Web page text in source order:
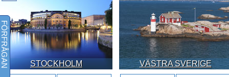
STOCKHOLM VÄSTRA SVERIGE
FÖRFRÅGAN